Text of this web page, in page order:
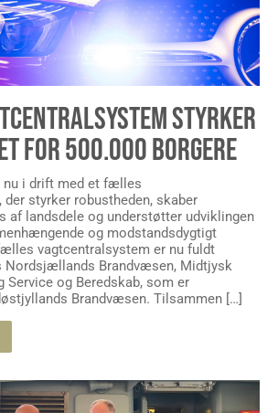
STYRKER
FOR 500.000 BORGERE
nu i drift med et fælles
styrker robustheden, skaber
af landsdele og understøtter udviklingen
og modstandsdygtigt
vagtcentralsystem er nu fuldt
Nordsjællands Brandvæsen, Midtjysk
Service og Beredskab, som er
Brandvæsen. Tilsammen […]